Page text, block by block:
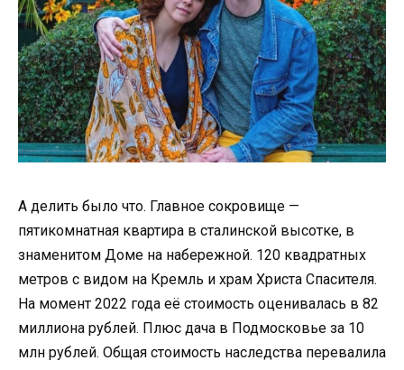
А делить было что. Главное сокровище —
пятикомнатная квартира в сталинской высотке, в
знаменитом Доме на набережной. 120 квадратных
метров с видом на Кремль и храм Христа Спасителя.
На момент 2022 года её стоимость оценивалась в 82
миллиона рублей. Плюс дача в Подмосковье за 10
млн рублей. Общая стоимость наследства перевалила